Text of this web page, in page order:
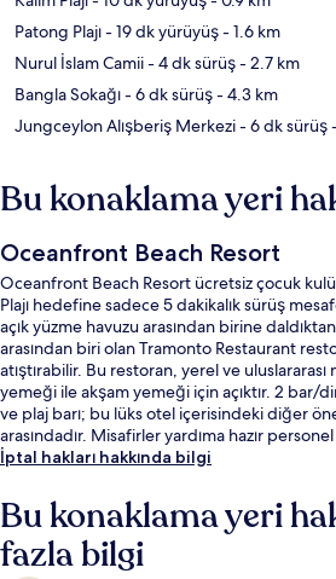
Patong Plajı- 19 dk yürüyüş- 1.6 km
Nurul İslam Camii- 4 dk sürüş- 2.7 km
Bangla Sokağı- 6 dk sürüş- 4.3 km
Jungceylon Alışberiş Merkezi- 6 dk sürüş
Bu konaklama yeri
Oceanfront Beach Resort
Oceanfront Beach Resort ücretsiz çocuk
Plajı hedefine sadece 5 dakikalık sürüş
açık yüzme havuzu arasından birine
arasından biri olan Tramonto Restaurant
atıştırabilir. Bu restoran, yerel ve
yemeği ile akşam yemeği için açıktır. 2 bar/
ve plaj barı; bu lüks otel içerisindeki diğer
arasındadır. Misafirler yardıma hazır
yorumlarda bulunuyor.
İptal hakları hakkında bilgi
Bu konaklama yeri
fazla bilgi